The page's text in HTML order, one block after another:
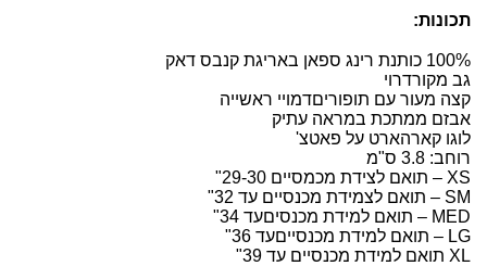
תכונות:
100% כותנת רינג ספאן באריגת קנבס דאק
גב מקורדרוי
קצה מעור עם תופוריםדמויי ראשייה
אבזם ממתכת במראה עתיק
לוגו קארהארט על פאטצ'
רוחב: 3.8 ס"מ
XS – תואם לצידת מכמסיים 29-30"
SM – תואם לצמידת מכנסיים עד 32"
MED – תואם למידת מכנסיםעד 34"
LG – תואם למידת מכנסייםעד 36"
XL תואם למידת מכנסיים עד 39"